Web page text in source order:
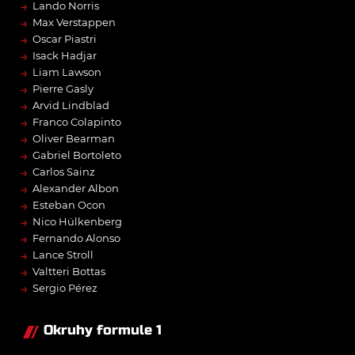
→ Lando Norris
→ Max Verstappen
→ Oscar Piastri
→ Isack Hadjar
→ Liam Lawson
→ Pierre Gasly
→ Arvid Lindblad
→ Franco Colapinto
→ Oliver Bearman
→ Gabriel Bortoleto
→ Carlos Sainz
→ Alexander Albon
→ Esteban Ocon
→ Nico Hülkenberg
→ Fernando Alonso
→ Lance Stroll
→ Valtteri Bottas
→ Sergio Pérez
Okruhy formule 1